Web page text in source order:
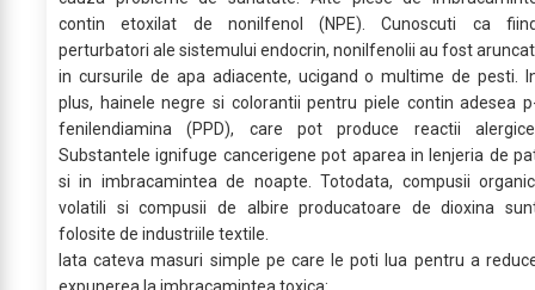
contin etoxilat de nonilfenol (NPE). Cunoscuti ca
perturbatori ale sistemului endocrin, nonilfenolii au fost
in cursurile de apa adiacente, ucigand o multime de pesti.
plus, hainele negre si colorantii pentru piele contin adesea
fenilendiamina (PPD), care pot produce reactii
Substantele ignifuge cancerigene pot aparea in lenjeria de
si in imbracamintea de noapte. Totodata, compusii
volatili si compusii de albire producatoare de dioxina
folosite de industriile textile.
Iata cateva masuri simple pe care le poti lua pentru a
expunerea la imbracamintea toxica: